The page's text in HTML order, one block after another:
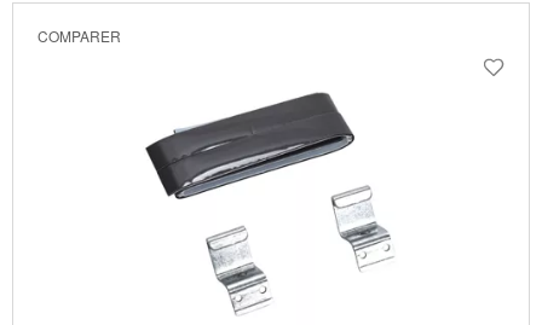
COMPARER